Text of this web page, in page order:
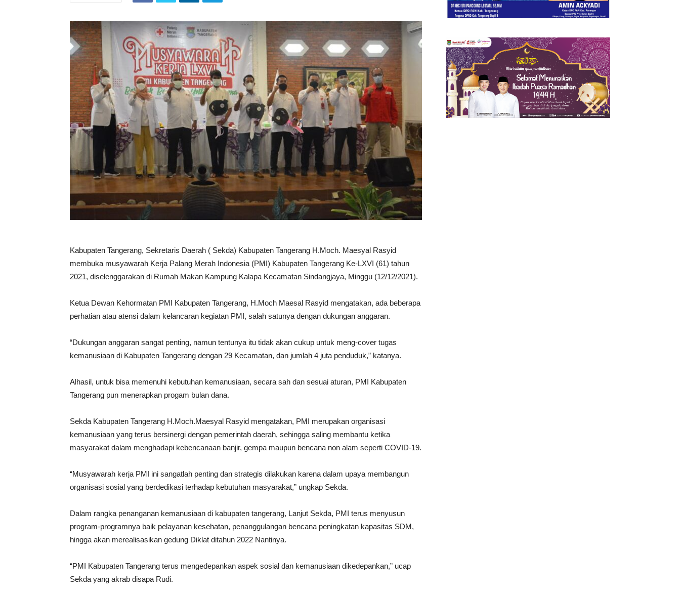
Kabupaten Tangerang, Sekretaris Daerah ( Sekda) Kabupaten Tangerang H.Moch. Maesyal Rasyid
membuka musyawarah Kerja Palang Merah Indonesia (PMI) Kabupaten Tangerang Ke-LXVI (61) tahun
2021, diselenggarakan di Rumah Makan Kampung Kalapa Kecamatan Sindangjaya, Minggu (12/12/2021).
Ketua Dewan Kehormatan PMI Kabupaten Tangerang, H.Moch Maesal Rasyid mengatakan, ada beberapa
perhatian atau atensi dalam kelancaran kegiatan PMI, salah satunya dengan dukungan anggaran.
“Dukungan anggaran sangat penting, namun tentunya itu tidak akan cukup untuk meng-cover tugas
kemanusiaan di Kabupaten Tangerang dengan 29 Kecamatan, dan jumlah 4 juta penduduk,” katanya.
Alhasil, untuk bisa memenuhi kebutuhan kemanusiaan, secara sah dan sesuai aturan, PMI Kabupaten
Tangerang pun menerapkan progam bulan dana.
Sekda Kabupaten Tangerang H.Moch.Maesyal Rasyid mengatakan, PMI merupakan organisasi
kemanusiaan yang terus bersinergi dengan pemerintah daerah, sehingga saling membantu ketika
masyarakat dalam menghadapi kebencanaan banjir, gempa maupun bencana non alam seperti COVID-19.
“Musyawarah kerja PMI ini sangatlah penting dan strategis dilakukan karena dalam upaya membangun
organisasi sosial yang berdedikasi terhadap kebutuhan masyarakat,” ungkap Sekda.
Dalam rangka penanganan kemanusiaan di kabupaten tangerang, Lanjut Sekda, PMI terus menyusun
program-programnya baik pelayanan kesehatan, penanggulangan bencana peningkatan kapasitas SDM,
hingga akan merealisasikan gedung Diklat ditahun 2022 Nantinya.
“PMI Kabupaten Tangerang terus mengedepankan aspek sosial dan kemanusiaan dikedepankan,” ucap
Sekda yang akrab disapa Rudi.